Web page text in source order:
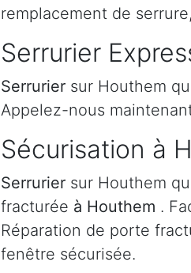
remplacement de
Serrurier
Serrurier sur Houthem
Appelez-nous
Sécurisation à
Serrurier sur Houthem
fracturée à Houthem .
Réparation de porte
fenêtre sécurisée.